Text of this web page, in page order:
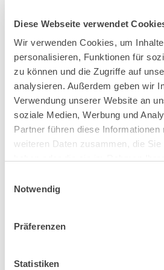
Diese Webseite verwendet
Wir verwenden Cookies, um
personalisieren, Funktionen für
zu können und die Zugriffe auf
analysieren. Außerdem geben wir
Verwendung unserer Website an
soziale Medien, Werbung und
Partner führen diese
weiteren Daten zusammen, die Sie
Notwendig
Präferenzen
Statistiken